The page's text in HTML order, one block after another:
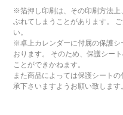
※箔押し印刷は、その印刷方法上
ぶれてしまうことがあります。
い。
※卓上カレンダーに付属の保護シ
おります。 そのため、保護シー
ことができかねます。
また商品によっては保護シート
承下さいますようお願い致します